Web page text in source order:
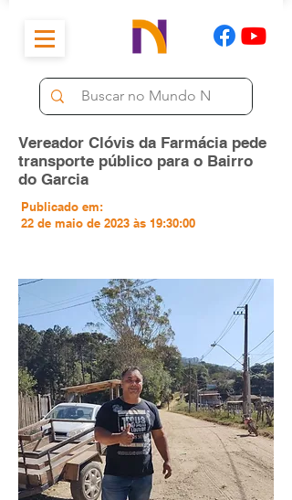
Vereador Clóvis da Farmácia pede
transporte público para o Bairro
do Garcia
Publicado em:
22 de maio de 2023 às 19:30:00